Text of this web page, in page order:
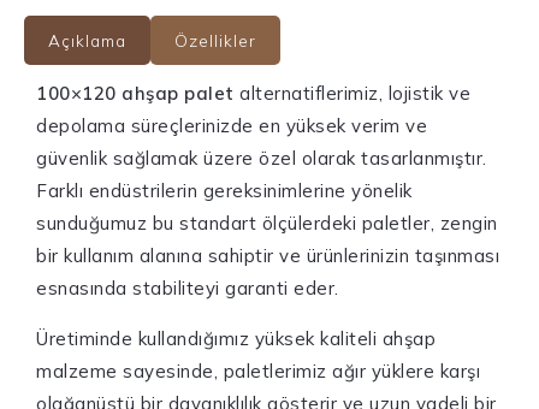
Açıklama Özellikler
100×120 ahşap palet alternatiflerimiz, lojistik ve
depolama süreçlerinizde en yüksek verim ve
güvenlik sağlamak üzere özel olarak tasarlanmıştır.
Farklı endüstrilerin gereksinimlerine yönelik
sunduğumuz bu standart ölçülerdeki paletler, zengin
bir kullanım alanına sahiptir ve ürünlerinizin taşınması
esnasında stabiliteyi garanti eder.
Üretiminde kullandığımız yüksek kaliteli ahşap
malzeme sayesinde, paletlerimiz ağır yüklere karşı
olağanüstü bir dayanıklılık gösterir ve uzun vadeli bir